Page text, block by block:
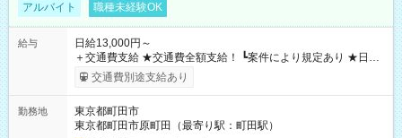
アルバイト 職種未経験OK
給与
日給13,000円～
＋交通費支給 ★交通費全額支給！ ┗案件により規定あり ★日払
いOK！（規定あり） ┗働いたその日に現金GET♪ お仕事後はコ
ンビニATMから 日払い分を引き落とせます！ 【試用期間】試
交通費別途支給あり
勤務地
東京都町田市
東京都町田市原町田（最寄り駅：町田駅）